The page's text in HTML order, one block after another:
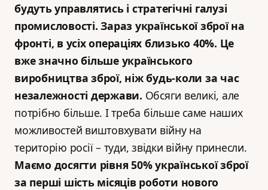
будуть управлятись і стратегічні галузі
промисловості. Зараз української зброї на
фронті, в усіх операціях близько 40%. Це
вже значно більше українського
виробництва зброї, ніж будь-коли за час
незалежності держави. Обсяги великі, але
потрібно більше. І треба більше саме наших
можливостей виштовхувати війну на
територію росії – туди, звідки війну принесли.
Маємо досягти рівня 50% української зброї
за перші шість місяців роботи нового